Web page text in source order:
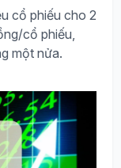
cổ phiếu cho 2
cổ phiếu,
một nửa.